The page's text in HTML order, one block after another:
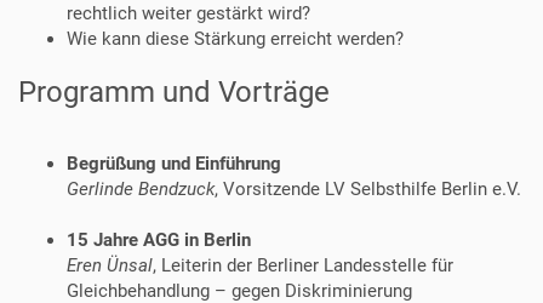
rechtlich weiter gestärkt wird?
Wie kann diese Stärkung erreicht werden?
Programm und Vorträge
Begrüßung und Einführung
Gerlinde Bendzuck, Vorsitzende LV Selbsthilfe Berlin e.V.
15 Jahre AGG in Berlin
Eren Ünsal, Leiterin der Berliner Landesstelle für
Gleichbehandlung – gegen Diskriminierung